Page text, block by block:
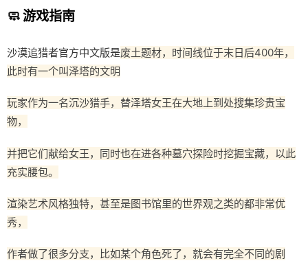
🧼 游戏指南
沙漠追猎者官方中文版是废土题材，时间线位于末日后400年，
此时有一个叫泽塔的文明
玩家作为一名沉沙猎手，替泽塔女王在大地上到处搜集珍贵宝
物，
并把它们献给女王，同时也在进各种墓穴探险时挖掘宝藏，以此
充实腰包。
渲染艺术风格独特，甚至是图书馆里的世界观之类的都非常优
秀，
作者做了很多分支，比如某个角色死了，就会有完全不同的剧